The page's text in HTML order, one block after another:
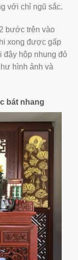
với chỉ ngũ sắc.
bước trên vào
xong được gấp
đậy hộp nhung đỏ
hình ảnh và
bát nhang